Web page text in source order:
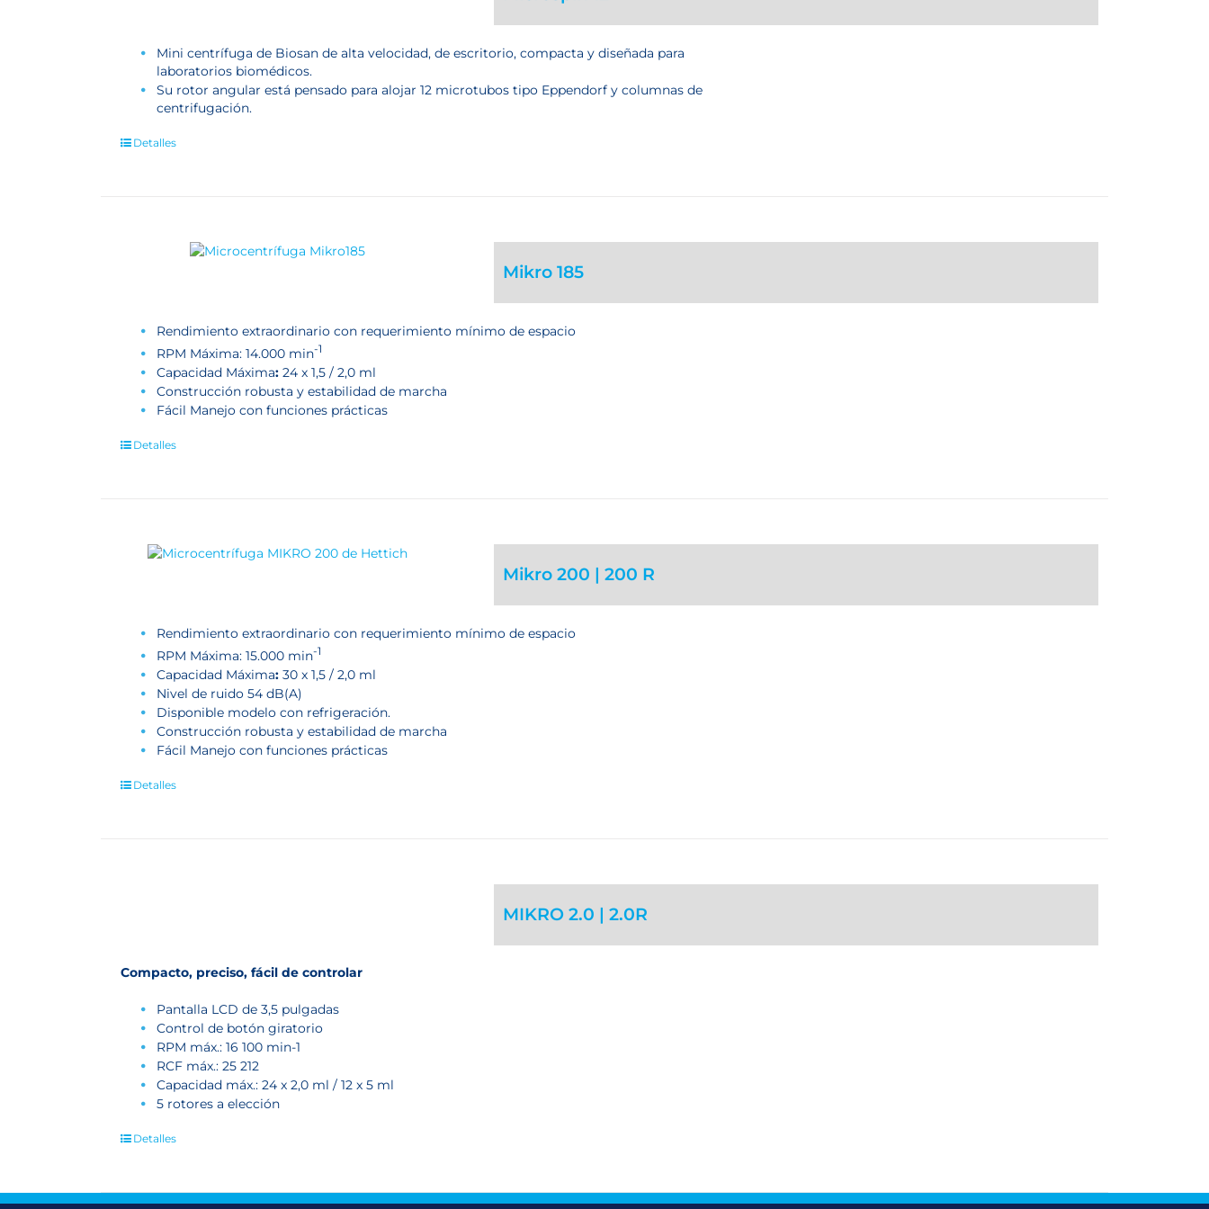
Mini centrífuga de Biosan de alta velocidad, de escritorio, compacta y diseñada para
laboratorios biomédicos.
Su rotor angular está pensado para alojar 12 microtubos tipo Eppendorf y columnas de
centrifugación.
Detalles
Mikro 185
Rendimiento extraordinario con requerimiento mínimo de espacio
RPM Máxima: 14.000 min-1
Capacidad Máxima: 24 x 1,5 / 2,0 ml
Construcción robusta y estabilidad de marcha
Fácil Manejo con funciones prácticas
Detalles
Mikro 200 | 200 R
Rendimiento extraordinario con requerimiento mínimo de espacio
RPM Máxima: 15.000 min-1
Capacidad Máxima: 30 x 1,5 / 2,0 ml
Nivel de ruido 54 dB(A)
Disponible modelo con refrigeración.
Construcción robusta y estabilidad de marcha
Fácil Manejo con funciones prácticas
Detalles
MIKRO 2.0 | 2.0R
Compacto, preciso, fácil de controlar
Pantalla LCD de 3,5 pulgadas
Control de botón giratorio
RPM máx.: 16 100 min-1
RCF máx.: 25 212
Capacidad máx.: 24 x 2,0 ml / 12 x 5 ml
5 rotores a elección
Detalles